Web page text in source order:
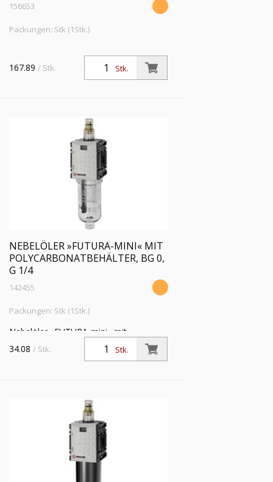
156653
Packungen: Stk (1Stk.)
Stk.
167.89 / Stk.
NEBELÖLER »FUTURA-MINI« MIT
POLYCARBONATBEHÄLTER, BG 0,
G 1/4
142455
Packungen: Stk (1Stk.)
Nebelöler »FUTURA-mini« mit
Polycarbonatbehälter, BG 0, G 1/4,
Eingangsdruck max. 12 bar, Temp. -10
Stk.
34.08 / Stk.